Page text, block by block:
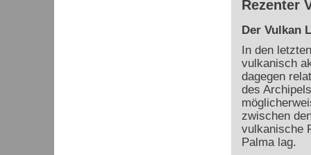
Rezenter
Der Vulkan
In den
vulkanisch
dagegen
des
zwischen
vulkanische
Palma lag.